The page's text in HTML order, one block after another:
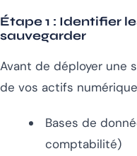
Étape 1 : Identifier
sauvegarder
Avant de déployer une
de vos actifs
Bases de
comptabilité)